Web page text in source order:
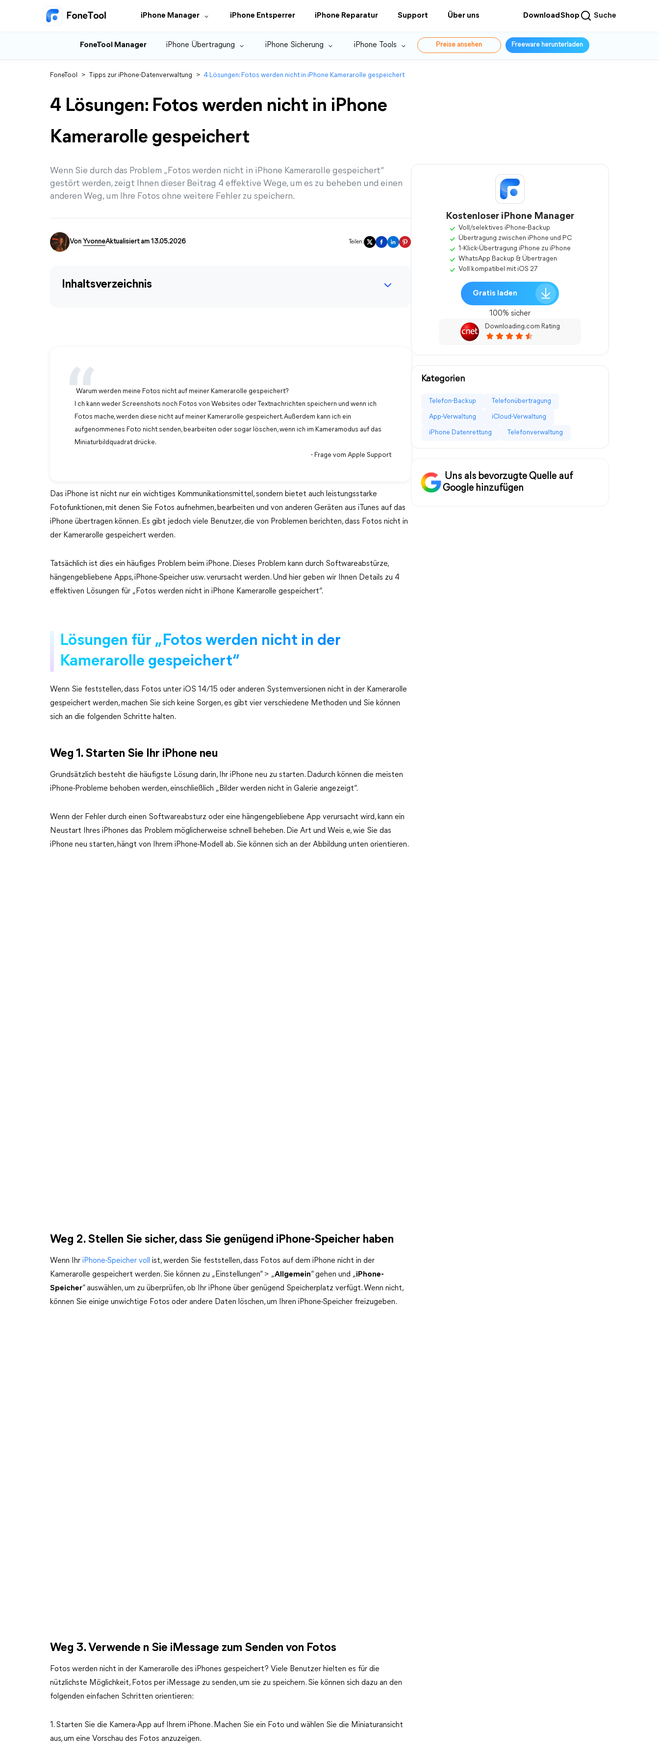
iPhone Manager iPhone Entsperrer iPhone Reparatur Support Über uns DownloadShop Suche
FoneTool Manager iPhone Übertragung iPhone Sicherung iPhone Tools Preise ansehen Freeware herunterladen
FoneTool > Tipps zur iPhone-Datenverwaltung > 4 Lösungen: Fotos werden nicht in iPhone Kamerarolle gespeichert
4 Lösungen: Fotos werden nicht in iPhone
Kamerarolle gespeichert
Wenn Sie durch das Problem „Fotos werden nicht in iPhone Kamerarolle gespeichert“
gestört werden, zeigt Ihnen dieser Beitrag 4 effektive Wege, um es zu beheben und einen
anderen Weg, um Ihre Fotos ohne weitere Fehler zu speichern.
Von YvonneAktualisiert am 13.05.2026 Teilen:
Inhaltsverzeichnis
Warum werden meine Fotos nicht auf meiner Kamerarolle gespeichert?
I ch kann weder Screenshots noch Fotos von Websites oder Textnachrichten speichern und wenn ich
Fotos mache, werden diese nicht auf meiner Kamerarolle gespeichert. Außerdem kann ich ein
aufgenommenes Foto nicht senden, bearbeiten oder sogar löschen, wenn ich im Kameramodus auf das
Miniaturbildquadrat drücke.
- Frage vom Apple Support
Das iPhone ist nicht nur ein wichtiges Kommunikationsmittel, sondern bietet auch leistungsstarke
Fotofunktionen, mit denen Sie Fotos aufnehmen, bearbeiten und von anderen Geräten aus iTunes auf das
iPhone übertragen können. Es gibt jedoch viele Benutzer, die von Problemen berichten, dass Fotos nicht in
der Kamerarolle gespeichert werden.
Tatsächlich ist dies ein häufiges Problem beim iPhone. Dieses Problem kann durch Softwareabstürze,
hängengebliebene Apps, iPhone-Speicher usw. verursacht werden. Und hier geben wir Ihnen Details zu 4
effektiven Lösungen für „Fotos werden nicht in iPhone Kamerarolle gespeichert“.
Lösungen für „Fotos werden nicht in der
Kamerarolle gespeichert“
Wenn Sie feststellen, dass Fotos unter iOS 14/15 oder anderen Systemversionen nicht in der Kamerarolle
gespeichert werden, machen Sie sich keine Sorgen, es gibt vier verschiedene Methoden und Sie können
sich an die folgenden Schritte halten.
Weg 1. Starten Sie Ihr iPhone neu
Grundsätzlich besteht die häufigste Lösung darin, Ihr iPhone neu zu starten. Dadurch können die meisten
iPhone-Probleme behoben werden, einschließlich „Bilder werden nicht in Galerie angezeigt“.
Wenn der Fehler durch einen Softwareabsturz oder eine hängengebliebene App verursacht wird, kann ein
Neustart Ihres iPhones das Problem möglicherweise schnell beheben. Die Art und Weis e, wie Sie das
iPhone neu starten, hängt von Ihrem iPhone-Modell ab. Sie können sich an der Abbildung unten orientieren.
Weg 2. Stellen Sie sicher, dass Sie genügend iPhone-Speicher haben
Wenn Ihr iPhone-Speicher voll
ist, werden Sie feststellen, dass Fotos auf dem iPhone nicht in der
Kamerarolle gespeichert werden. Sie können zu „Einstellungen“ > „Allgemein“ gehen und „iPhone-
Speicher“ auswählen, um zu überprüfen, ob Ihr iPhone über genügend Speicherplatz verfügt. Wenn nicht,
können Sie einige unwichtige Fotos oder andere Daten löschen, um Ihren iPhone-Speicher freizugeben.
Weg 3. Verwende n Sie iMessage zum Senden von Fotos
Fotos werden nicht in der Kamerarolle des iPhones gespeichert? Viele Benutzer hielten es für die
nützlichste Möglichkeit, Fotos per iMessage zu senden, um sie zu speichern. Sie können sich dazu an den
folgenden einfachen Schritten orientieren:
1. Starten Sie die Kamera-App auf Ihrem iPhone. Machen Sie ein Foto und wählen Sie die Miniaturansicht
aus, um eine Vorschau des Fotos anzuzeigen.
Kostenloser iPhone Manager
Voll/selektives iPhone-Backup
Übertragung zwischen iPhone und PC
1-Klick-Übertragung iPhone zu iPhone
WhatsApp Backup & Übertragen
Voll kompatibel mit iOS 27
Gratis laden
100% sicher
Downloading.com Rating
Kategorien
Telefon-Backup Telefonübertragung
App-Verwaltung iCloud-Verwaltung
iPhone Datenrettung Telefonverwaltung
Uns als bevorzugte Quelle auf
Google hinzufügen